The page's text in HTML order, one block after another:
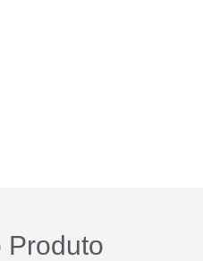
Produto